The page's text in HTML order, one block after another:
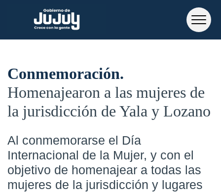
Conmemoración
Homenajearon a las mujeres de
la jurisdicción de Yala y Lozano
Al conmemorarse el Día
Internacional de la Mujer, y con el
objetivo de homenajear a todas las
mujeres de la jurisdicción y lugares